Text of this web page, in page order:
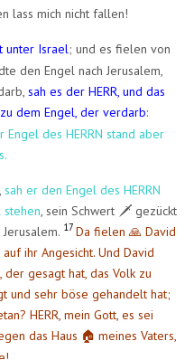
lass mich nicht fallen!
unter Israel ; und es fielen von
den Engel nach Jerusalem,
sah es der HERR, und das
dem Engel, der verdarb:
Engel des HERRN stand aber
sah er den Engel des HERRN
stehen , sein Schwert 🗡️ gezückt
17 Da fielen 🙏 David
ihr Angesicht. Und David
gesagt hat, das Volk zu
und sehr böse gehandelt hat;
HERR, mein Gott, es sei
das Haus 🏠 ​meines Vaters,